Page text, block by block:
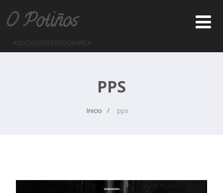
O Potiños
ASOCIACIÓN FOTOGRÁFICA
PPS
Inicio pps